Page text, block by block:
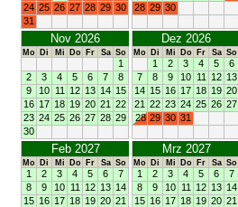
24 25 26 27 28 29 30
31
28 29 30
Nov 2026
Mo Di Mi Do Fr Sa So
1
2
3 4 5 6 7
8
9
10 11 12 13 14 15
16 17 18 19 20 21 22
23 24 25 26 27 28 29
30
Dez 2026
Mo Di Mi Do Fr Sa So
1 2 3 4 5
6
7
8 9 10 11 12 13
14 15 16 17 18 19 20
21 22 23 24 25 26 27
28 29 30 31
Feb 2027
Mo Di Mi Do Fr Sa So
1 2 3 4 5 6
7
8
9 10 11 12 13 14
15 16 17 18 19 20 21
Mrz 2027
Mo Di Mi Do Fr Sa So
1 2 3 4 5 6
7
8
9 10 11 12 13 14
15 16 17 18 19 20 21